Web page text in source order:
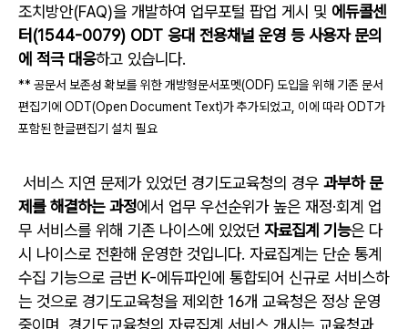
조치방안(FAQ)을 개발하여 업무포털 팝업 게시 및 에듀콜센
터(1544-0079) ODT 응대 전용채널 운영 등 사용자 문의
에 적극 대응하고 있습니다.
** 공문서 보존성 확보를 위한 개방형문서포멧(ODF) 도입을 위해 기존 문서
편집기에 ODT(Open Document Text)가 추가되었고, 이에 따라 ODT가
포함된 한글편집기 설치 필요
서비스 지연 문제가 있었던 경기도교육청의 경우 과부하 문
제를 해결하는 과정에서 업무 우선순위가 높은 재정·회계 업
무 서비스를 위해 기존 나이스에 있었던 자료집계 기능은 다
시 나이스로 전환해 운영한 것입니다. 자료집계는 단순 통계
수집 기능으로 금번 K-에듀파인에 통합되어 신규로 서비스하
는 것으로 경기도교육청을 제외한 16개 교육청은 정상 운영
중이며, 경기도교육청의 자료집계 서비스 개시는 교육청과